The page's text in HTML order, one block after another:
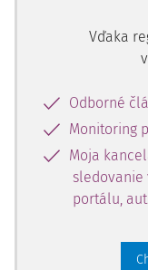
Vďaka
Odborné
Monitoring
Moja
sledovanie
portálu,